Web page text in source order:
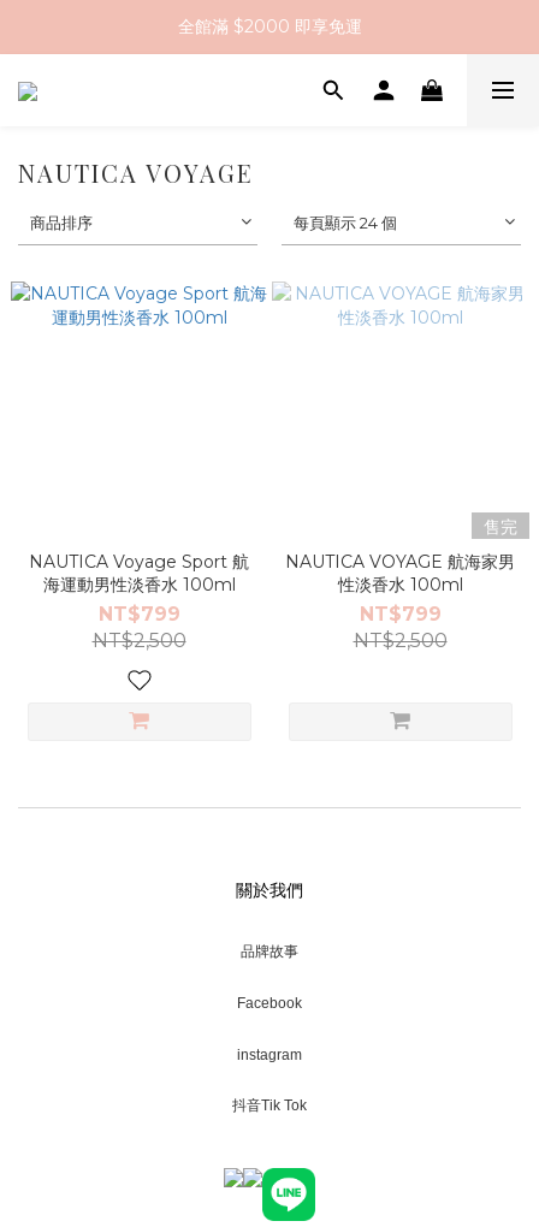
全館滿 $2000 即享免運
全館滿 $2000 即享免運
註冊會員送 $200 購物金
NAUTICA VOYAGE
商品排序 每頁顯示 24 個
NAUTICA Voyage Sport 航
海運動男性淡香水 100ml
NT$799
NT$2,500
售完
NAUTICA VOYAGE 航海家男
性淡香水 100ml
NT$799
NT$2,500
關於我們
品牌故事
Facebook
instagram
抖音Tik Tok